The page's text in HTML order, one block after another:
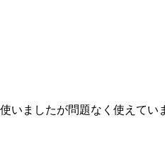
いましたが問題なく使えて